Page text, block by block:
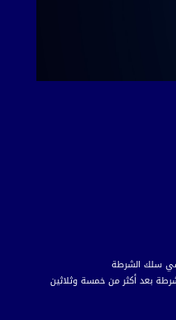
بعد أكثر من خمسة وثلاثين